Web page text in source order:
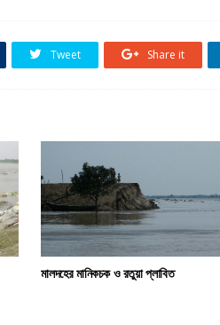
Tweet Share it
মালদহের মানিকচক ও রতুয়া প্লাবিত